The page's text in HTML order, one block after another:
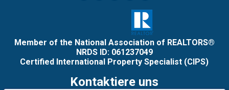
Member of the National Association of REALTORS®
NRDS ID: 061237049
Certified International Property Specialist (CIPS)
Kontaktiere uns